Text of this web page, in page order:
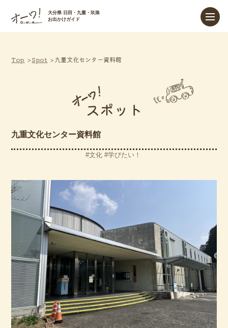
大分県 日田・九重・玖珠
お出かけガイド
Top Spot 九重文化センター資料館
スポット
九重文化センター資料館
文化 学びたい！